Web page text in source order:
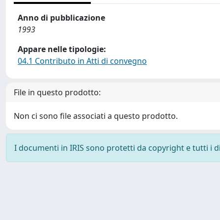
Anno di pubblicazione
1993
Appare nelle tipologie:
04.1 Contributo in Atti di convegno
File in questo prodotto:
Non ci sono file associati a questo prodotto.
I documenti in IRIS sono protetti da copyright e tutti i